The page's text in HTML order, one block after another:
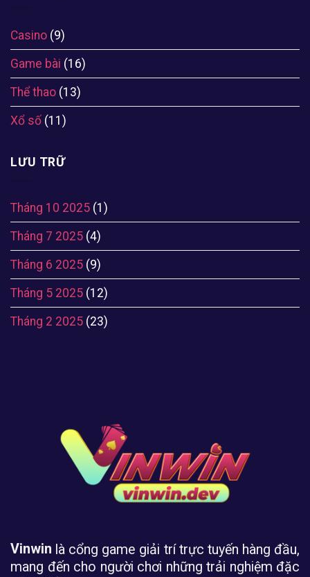
Casino (9)
Game bài (16)
Thể thao (13)
Xổ số (11)
LƯU TRỮ
Tháng 10 2025 (1)
Tháng 7 2025 (4)
Tháng 6 2025 (9)
Tháng 5 2025 (12)
Tháng 2 2025 (23)
Vinwin là cổng game giải trí trực tuyến hàng đầu,
mang đến cho người chơi những trải nghiệm đặc